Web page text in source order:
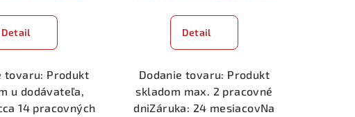
Detail
tovaru: Produkt
u dodávateľa,
14 pracovných
Detail
Dodanie tovaru: Produkt
skladom max. 2 pracovné
dniZáruka: 24 mesiacovNa